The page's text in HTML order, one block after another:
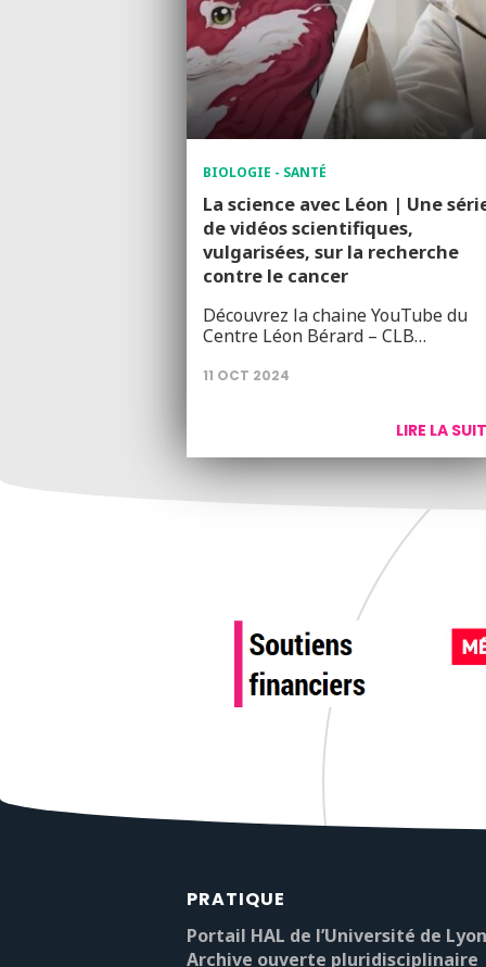
BIOLOGIE - SANTÉ
La science avec Léon | Une
de vidéos scientifiques,
vulgarisées, sur la recherche
contre le cancer
Découvrez la chaine YouTube du
Centre Léon Bérard – CLB…
11 OCT 2024
LIRE LA
PRATIQUE
Portail HAL de l’Université de
Archive ouverte pluridisciplinaire